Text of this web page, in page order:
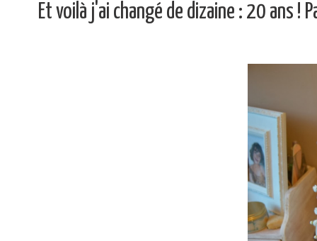
Et voilà j'ai changé de dizaine : 20 ans